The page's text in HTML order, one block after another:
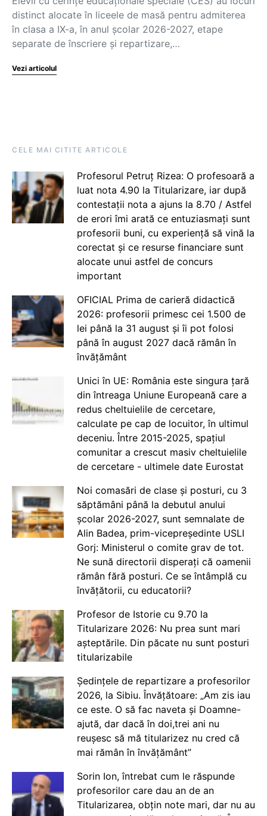
distinct alocate în liceele de masă pentru admiterea
în clasa a IX-a, în anul școlar 2026-2027, etape
separate de înscriere și repartizare,…
Vezi articolul
CELE MAI CITITE ARTICOLE
Profesorul Petruț Rizea: O profesoară a
luat nota 4.90 la Titularizare, iar după
contestații nota a ajuns la 8.70 / Astfel
de erori îmi arată ce entuziasmați sunt
profesorii buni, cu experiență să vină la
corectat și ce resurse financiare sunt
alocate unui astfel de concurs
important
OFICIAL Prima de carieră didactică
2026: profesorii primesc cei 1.500 de
lei până la 31 august și îi pot folosi
până în august 2027 dacă rămân în
învățământ
Unici în UE: România este singura țară
din întreaga Uniune Europeană care a
redus cheltuielile de cercetare,
calculate pe cap de locuitor, în ultimul
deceniu. Între 2015-2025, spațiul
comunitar a crescut masiv cheltuielile
de cercetare - ultimele date Eurostat
Noi comasări de clase și posturi, cu 3
săptămâni până la debutul anului
școlar 2026-2027, sunt semnalate de
Alin Badea, prim-vicepreședinte USLI
Gorj: Ministerul o comite grav de tot.
Ne sună directorii disperați că oamenii
rămân fără posturi. Ce se întâmplă cu
învățătorii, cu educatorii?
Profesor de Istorie cu 9.70 la
Titularizare 2026: Nu prea sunt mari
așteptările. Din păcate nu sunt posturi
titularizabile
Ședințele de repartizare a profesorilor
2026, la Sibiu. Învățătoare: „Am zis iau
ce este. O să fac naveta și Doamne-
ajută, dar dacă în doi,trei ani nu
reușesc să mă titularizez nu cred că
mai rămân în învățământ”
Sorin Ion, întrebat cum le răspunde
profesorilor care dau an de an
Titularizarea, obțin note mari, dar nu au